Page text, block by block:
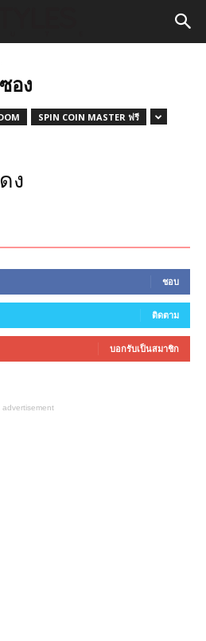
อง
SPIN COIN MASTER ฟรี
ง
ชอบ
ติดตาม
บอกรับเป็นสมาชิก
advertisement